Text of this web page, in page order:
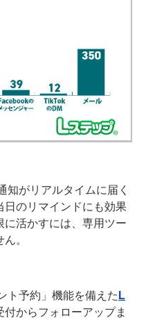
知がリアルタイムに届く
日のリマインドにも効果
に活かすには、専用ツー
。
ト予約」機能を備えたL
からフォローアップま